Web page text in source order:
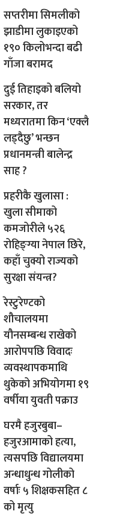
सप्तरीमा सिमलीको
झाडीमा लुकाइएको
१९० किलोभन्दा बढी
गाँजा बरामद
दुई तिहाइको बलियो
सरकार, तर
मध्यरातमा किन ‘एक्लै
लड्दैछु’ भन्छन
प्रधानमन्त्री बालेन्द्र
साह ?
प्रहरीकै खुलासा :
खुला सीमाको
कमजोरीले ५२६
रोहिङ्ग्या नेपाल छिरे,
कहाँ चुक्यो राज्यको
सुरक्षा संयन्त्र?
रेस्टुरेण्टको
शौचालयमा
यौनसम्बन्ध राखेको
आरोपपछि विवादः
व्यवस्थापकमाथि
थुकेको अभियोगमा १९
वर्षीया युवती पक्राउ
घरमै हजुरबुबा–
हजुरआमाको हत्या,
त्यसपछि विद्यालयमा
अन्धाधुन्ध गोलीको
वर्षाः ५ शिक्षकसहित ८
को मृत्यु